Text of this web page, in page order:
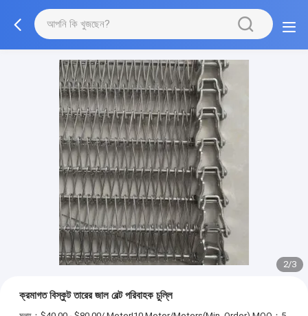
2/3
ক্রমাগত বিস্কুট তারের জাল বেল্ট পরিবাহক চুল্লি